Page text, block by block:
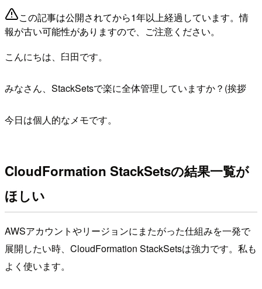
この記事は公開されてから1年以上経過しています。情
報が古い可能性がありますので、ご注意ください。
こんにちは、臼田です。
みなさん、StackSetsで楽に全体管理していますか？(挨拶
今日は個人的なメモです。
CloudFormation StackSetsの結果一覧が
ほしい
AWSアカウントやリージョンにまたがった仕組みを一発で
展開したい時、CloudFormation StackSetsは強力です。私も
よく使います。